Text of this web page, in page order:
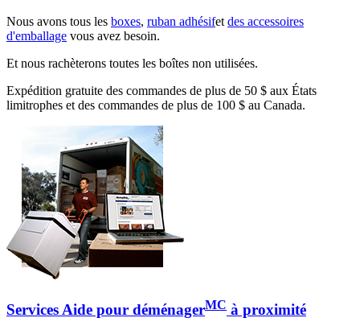
Nous avons tous les boxes, ruban adhésifetdes accessoires
d'emballage vous avez besoin.
Et nous rachèterons toutes les boîtes non utilisées.
Expédition gratuite des commandes de plus de 50 $ aux États
limitrophes et des commandes de plus de 100 $ au Canada.
Services Aide pour déménagerMC à proximité